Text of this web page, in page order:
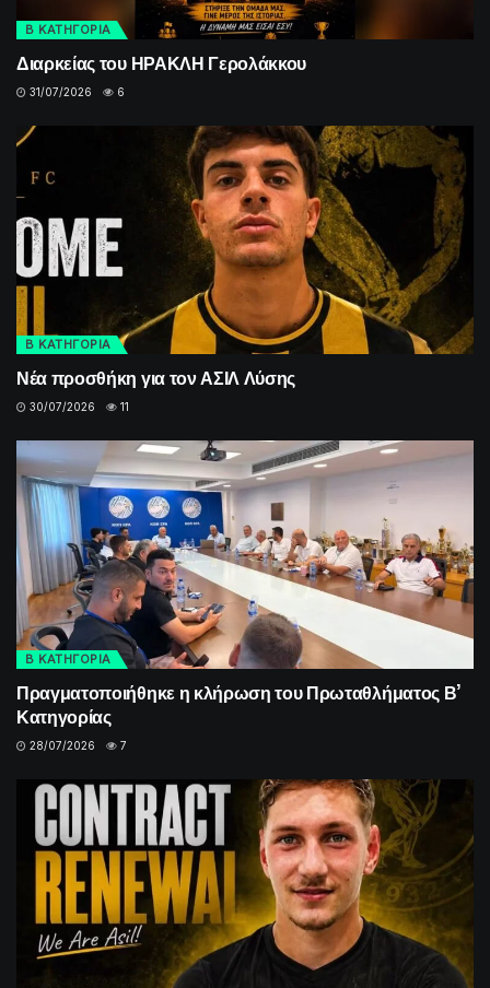
Β ΚΑΤΗΓΟΡΙΑ
Διαρκείας του ΗΡΑΚΛΗ Γερολάκκου
31/07/2026 6
Β ΚΑΤΗΓΟΡΙΑ
Νέα προσθήκη για τον ΑΣΙΛ Λύσης
30/07/2026 11
Β ΚΑΤΗΓΟΡΙΑ
Πραγματοποιήθηκε η κλήρωση του Πρωταθλήματος Β’
Κατηγορίας
28/07/2026 7